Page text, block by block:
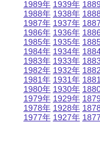
1989年
1988年
1987年
1986年
1985年
1984年
1983年
1982年
1981年
1980年
1979年
1978年
1977年
1939年
1938年
1937年
1936年
1935年
1934年
1933年
1932年
1931年
1930年
1929年
1928年
1927年